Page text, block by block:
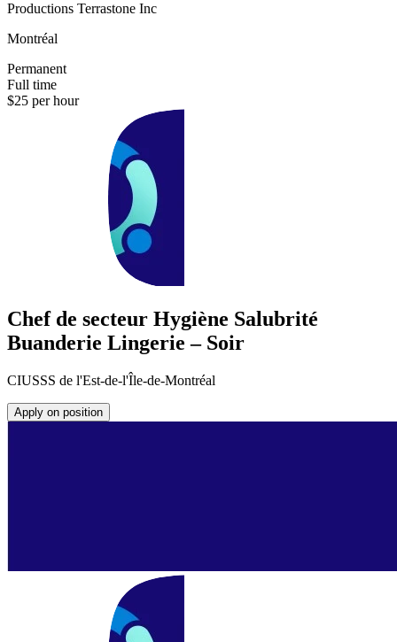
Productions Terrastone Inc
Montréal
Permanent
Full time
$25 per hour
Chef de secteur Hygiène Salubrité
Buanderie Lingerie – Soir
CIUSSS de l'Est-de-l'Île-de-Montréal
Apply on position